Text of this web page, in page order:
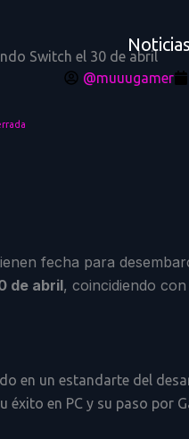
Noticias
Switch el 30 de abril
@muuugamer
fecha para
de abril, coincidiendo
en un estandarte del
éxito en PC y su paso por